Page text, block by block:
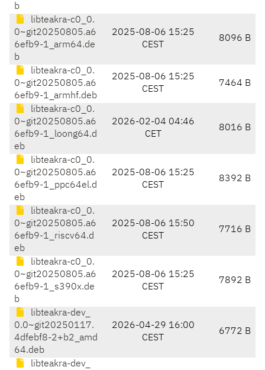
b
libteakra-c0_0.
0~git20250805.a6
6efb9-1_arm64.de
b
2025-08-06 15:25
CEST
8096 B
libteakra-c0_0.
0~git20250805.a6
6efb9-1_armhf.deb
2025-08-06 15:25
CEST
7464 B
libteakra-c0_0.
0~git20250805.a6
6efb9-1_loong64.d
eb
2026-02-04 04:46
CET
8016 B
libteakra-c0_0.
0~git20250805.a6
6efb9-1_ppc64el.d
eb
2025-08-06 15:25
CEST
8392 B
libteakra-c0_0.
0~git20250805.a6
6efb9-1_riscv64.d
eb
2025-08-06 15:50
CEST
7716 B
libteakra-c0_0.
0~git20250805.a6
6efb9-1_s390x.de
b
2025-08-06 15:25
CEST
7892 B
libteakra-dev_
0.0~git20250117.
4dfebf8-2+b2_amd
64.deb
2026-04-29 16:00
CEST
6772 B
libteakra-dev_